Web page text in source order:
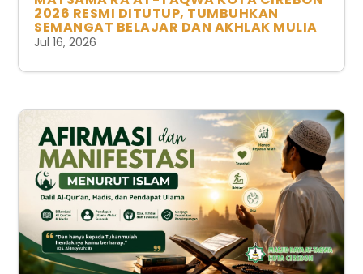
2026 RESMI DITUTUP, TUMBUHKAN
SEMANGAT BELAJAR DAN AKHLAK MULIA
Jul 16, 2026